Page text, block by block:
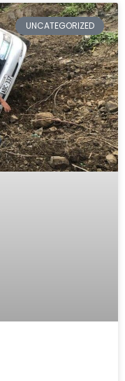
UNCATEGORIZED